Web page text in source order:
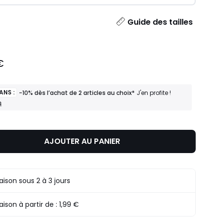
Guide des tailles
: -10% dès l’achat de 2 articles au choix* J'en profite !
AJOUTER AU PANIER
sous 2 à 3 jours
à partir de :1,99 €